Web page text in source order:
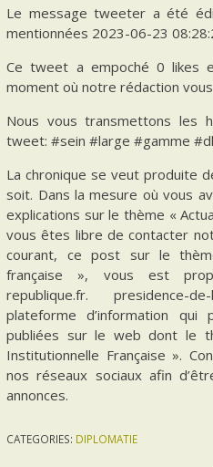
Le message tweeter a été
mentionnées 2023-06-23
Ce tweet a empoché 0
moment où notre rédaction vous
Nous vous transmettons les
tweet: #sein #large #gamme
La chronique se veut produite
soit. Dans la mesure où vous
explications sur le thème «
vous êtes libre de contacter
courant, ce post sur le
française », vous est
republique.fr. presidence-
plateforme d’information qui
publiées sur le web dont le
Institutionnelle Française ».
nos réseaux sociaux afin
annonces.
CATEGORIES: DIPLOMATIE